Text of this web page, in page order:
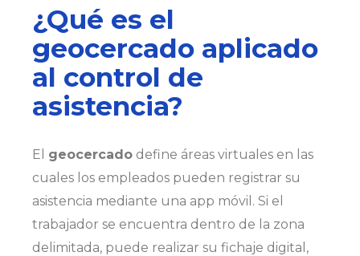
¿Qué es el
geocercado aplicado
al control de
asistencia?
El geocercado define áreas virtuales en las
cuales los empleados pueden registrar su
asistencia mediante una app móvil. Si el
trabajador se encuentra dentro de la zona
delimitada, puede realizar su fichaje digital,